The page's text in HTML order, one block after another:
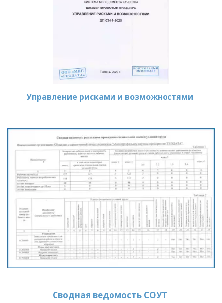
Управление рисками и возможностями
Сводная ведомость СОУТ